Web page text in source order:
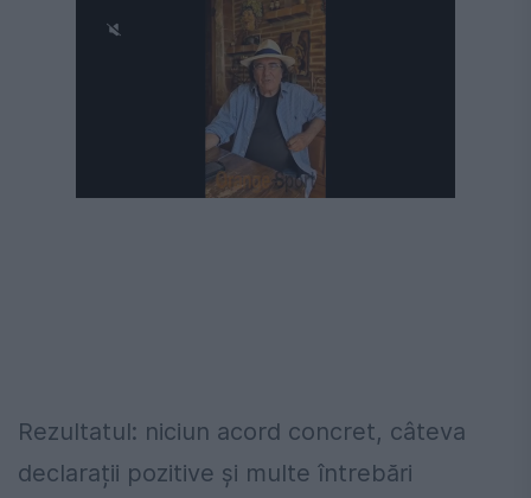
Rezultatul: niciun acord concret, câteva
declarații pozitive și multe întrebări